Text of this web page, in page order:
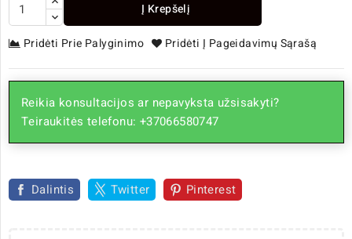
Į Krepšelį
Pridėti Prie Palyginimo Pridėti Į Pageidavimų Sąrašą
Reikia konsultacijos ar nepavyksta užsisakyti?
Teiraukitės telefonu: +37066580747
Dalintis Twitter Pinterest